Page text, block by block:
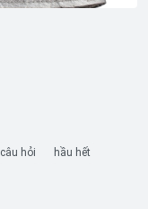
câu hỏi
hầu hết